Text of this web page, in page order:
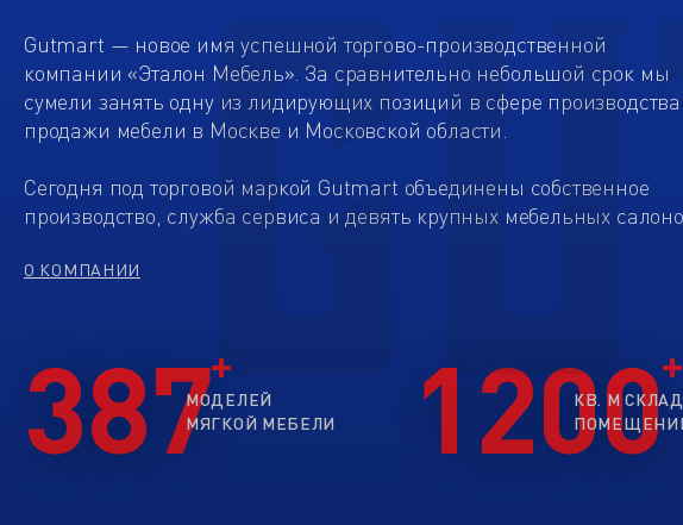
Gutmart — новое имя успешной торгово-производственной
компании «Эталон Мебель». За сравнительно небольшой срок мы
сумели занять одну из лидирующих позиций в сфере
продажи мебели в Москве и Московской области.
Сегодня под торговой маркой Gutmart объединены собственное
производство, служба сервиса и девять крупных мебельных
О КОМПАНИИ
387МОДЕЛЕЙ
МЯГКОЙ МЕБЕЛИ
1200
КВ. М